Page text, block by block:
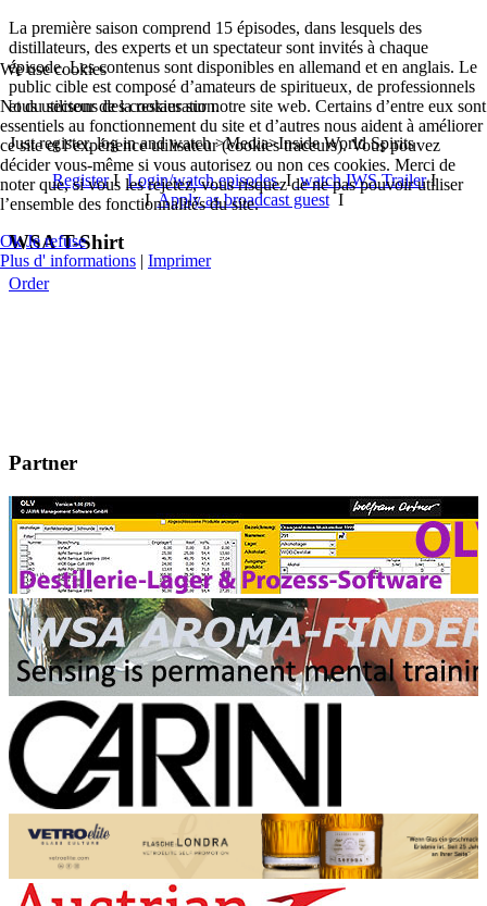
La première saison comprend 15 épisodes, dans lesquels des
distillateurs, des experts et un spectateur sont invités à chaque
épisode. Les contenus sont disponibles en allemand et en anglais. Le
public cible est composé d’amateurs de spiritueux, de professionnels
et du secteur de la restauration.
Just register, log in and watch >Media>Inside World Spirits
RegisterILogin/watch episodesI watch IWS TrailerI
IApply as broadcast guestI
WSA T-Shirt
Order
Partner
We use cookies
Nous utilisons des cookies sur notre site web. Certains d’entre eux sont
essentiels au fonctionnement du site et d’autres nous aident à améliorer
ce site et l’expérience utilisateur (cookies traceurs). Vous pouvez
décider vous-même si vous autorisez ou non ces cookies. Merci de
noter que, si vous les rejetez, vous risquez de ne pas pouvoir utiliser
l’ensemble des fonctionnalités du site.
Ok Je refuse
Plus d' informations | Imprimer